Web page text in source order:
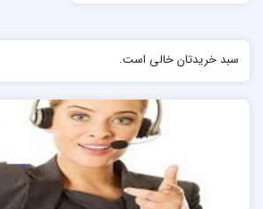
سبد خریدتان خالی است.